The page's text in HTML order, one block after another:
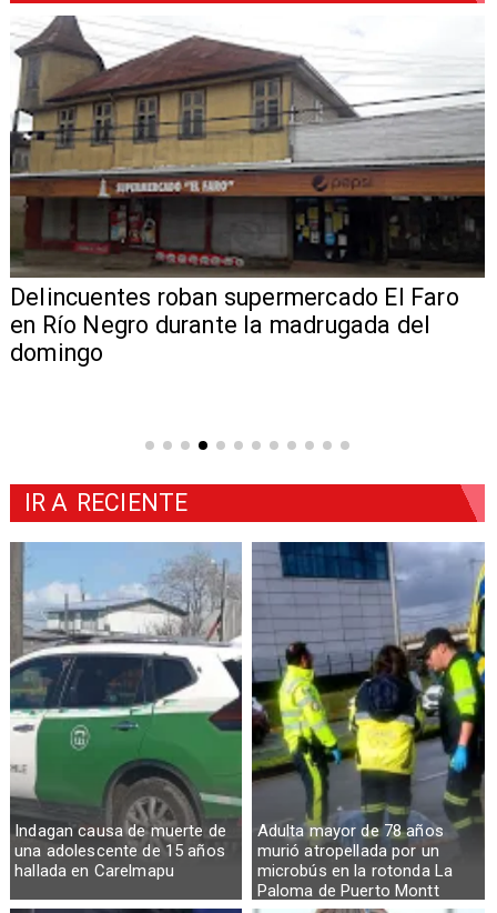
Delincuentes roban supermercado El Faro
en Río Negro durante la madrugada del
domingo
Indagan causa de muerte de
una adolescente de 15 años
hallada en Carelmapu
Adulta mayor de 78 años
murió atropellada por un
microbús en la rotonda La
Paloma de Puerto Montt
IR A RECIENTE